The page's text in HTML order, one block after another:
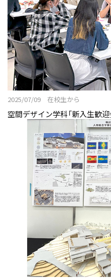
2025/07/09 在校生から
空間デザイン学科「新入生歓迎